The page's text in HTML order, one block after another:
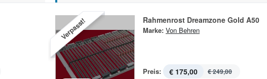
Verpasst! Rahmenrost Dreamzone Gold A50
Marke: Von Behren
Preis: € 175,00 € 249,00